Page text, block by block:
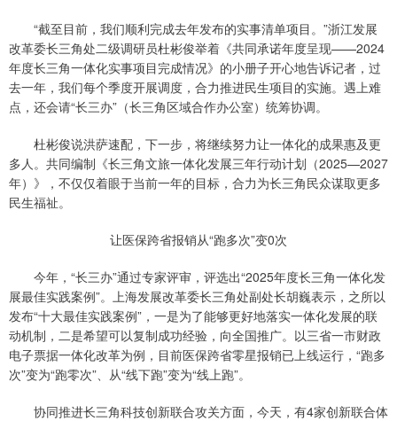
“截至目前，我们顺利完成去年发布的实事清单项目。”浙江发展
改革委长三角处二级调研员杜彬俊举着《共同承诺年度呈现——2024
年度长三角一体化实事项目完成情况》的小册子开心地告诉记者，过
去一年，我们每个季度开展调度，合力推进民生项目的实施。遇上难
点，还会请“长三办”（长三角区域合作办公室）统筹协调。
杜彬俊说洪萨速配，下一步，将继续努力让一体化的成果惠及更
多人。共同编制《长三角文旅一体化发展三年行动计划（2025—2027
年）》，不仅仅着眼于当前一年的目标，合力为长三角民众谋取更多
民生福祉。
让医保跨省报销从“跑多次”变0次
今年，“长三办”通过专家评审，评选出“2025年度长三角一体化发
展最佳实践案例”。上海发展改革委长三角处副处长胡巍表示，之所以
发布“十大最佳实践案例”，一是为了能够更好地落实一体化发展的联
动机制，二是希望可以复制成功经验，向全国推广。以三省一市财政
电子票据一体化改革为例，目前医保跨省零星报销已上线运行，“跑多
次”变为“跑零次”、从“线下跑”变为“线上跑”。
协同推进长三角科技创新联合攻关方面，今天，有4家创新联合体